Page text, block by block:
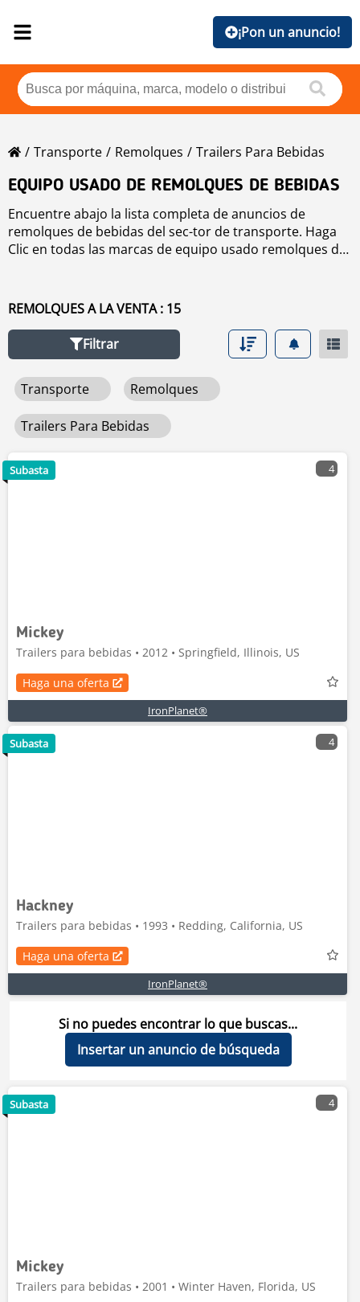
¡Pon un anuncio!
Transporte Remolques
Trailers Para Bebidas
EQUIPO USADO DE REMOLQUES DE BEBIDAS
Encuentre abajo la lista completa de anuncios de
remolques de bebidas del sec-tor de transporte. Haga
Clic en todas las marcas de equipo usado remolques de
desea mejorar los resultados de búsqueda de equipo
usado de remolques de bebidas utilizando la
herramienta de navegación situada en el lado izquierdo.
REMOLQUES A LA VENTA : 15
Filtrar
Transporte Remolques
Trailers Para Bebidas
4
Mickey
Trailers para bebidas • 2012 • Springfield, Illinois, US
Haga una oferta
IronPlanet®
Subasta
4
Hackney
Trailers para bebidas • 1993 • Redding, California, US
Haga una oferta
IronPlanet®
Subasta
Si no puedes encontrar lo que buscas...
Insertar un anuncio de búsqueda
4
Mickey
Trailers para bebidas • 2001 • Winter Haven, Florida, US
Subasta